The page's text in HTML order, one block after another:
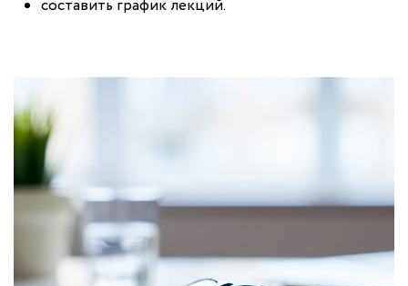
составить график лекций.